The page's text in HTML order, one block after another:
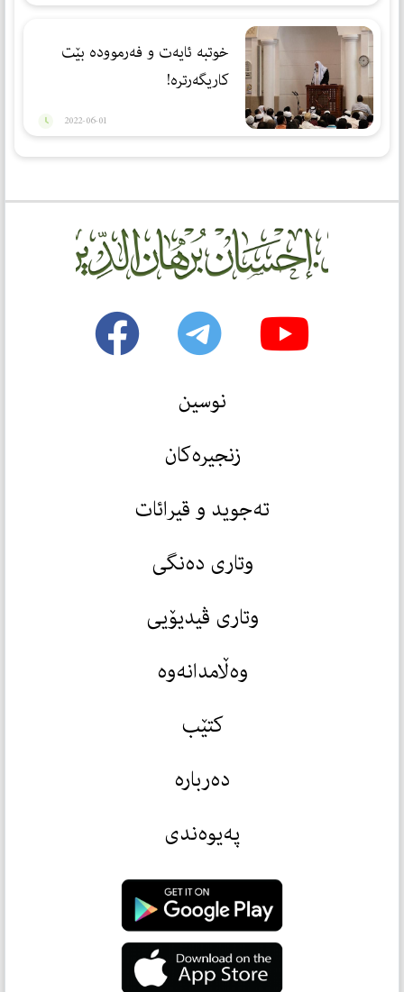
خوتبە ئایەت و فەرموودە بێت
كاریگەرترە!
2022-06-01
نوسین
زنجیرەکان
تەجوید و قیرائات
وتاری دەنگی
وتاری ڤیدیۆیی
وەڵامدانەوە
کتێب
دەربارە
پەیوەندی